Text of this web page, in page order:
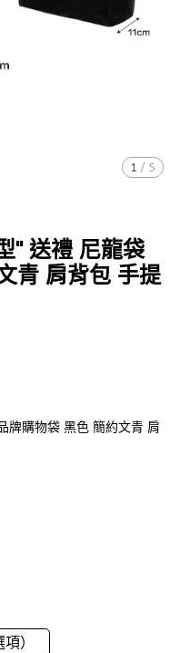
1 / 5
'' 送禮 尼龍袋
青 肩背包 手提
牌購物袋 黑色 簡約文青 肩
）